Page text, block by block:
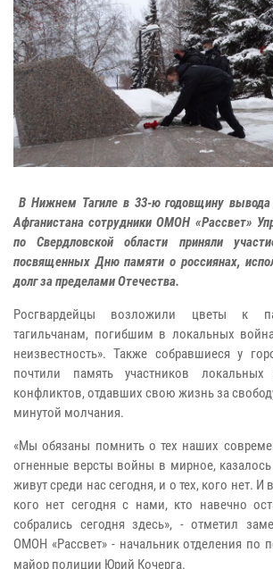
В Нижнем Тагиле в 33-ю годовщину вывода
Афганистана сотрудники ОМОН «Рассвет»
по Свердловской области приняли
посвященных Дню памяти о россиянах,
долг за пределами Отечества.
Росгвардейцы возложили цветы
к
тагильчанам, погибшим в локальных
неизвестность». Также собравшиеся у
почтили память участников
конфликтов, отдавших свою жизнь за
минутой молчания.
«Мы обязаны помнить о тех наших
огненные версты войны в мирное,
живут среди нас сегодня, и о тех, кого нет. И
кого нет сегодня с нами, кто навечно
собрались сегодня здесь», - отметил
ОМОН «Рассвет» - начальник отделения по
майор полиции Юрий Кочерга.